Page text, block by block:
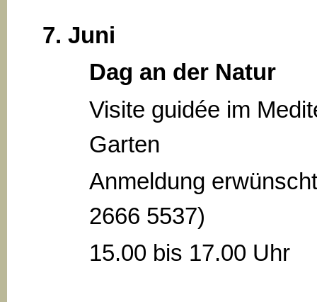
7. Juni
Dag an der Natur
Visite guidée im
Garten
Anmeldung
2666 5537)
15.00 bis 17.00 Uhr